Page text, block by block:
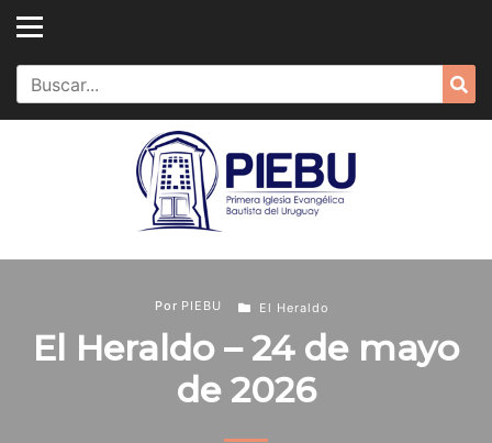
Skip
content
Search
for:
Por PIEBU El Heraldo
El Heraldo – 24 de mayo
de 2026